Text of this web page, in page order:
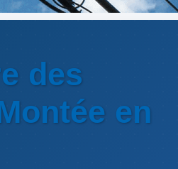
des
en